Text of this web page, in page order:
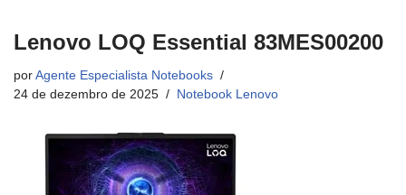
Lenovo LOQ Essential 83MES00200
por Agente Especialista Notebooks
24 de dezembro de 2025
Notebook Lenovo